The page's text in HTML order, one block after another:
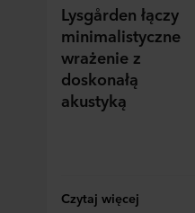
Lysgården łączy
minimalistyczne
wrażenie z
doskonałą
akustyką
Czytaj więcej